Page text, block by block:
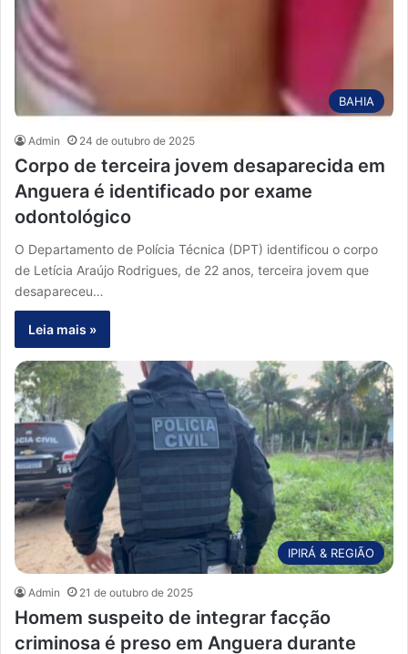
BAHIA
Admin 24 de outubro de 2025
Corpo de terceira jovem desaparecida em
Anguera é identificado por exame
odontológico
O Departamento de Polícia Técnica (DPT) identificou o corpo
de Letícia Araújo Rodrigues, de 22 anos, terceira jovem que
desapareceu…
Leia mais »
IPIRÁ & REGIÃO
Admin 21 de outubro de 2025
Homem suspeito de integrar facção
criminosa é preso em Anguera durante